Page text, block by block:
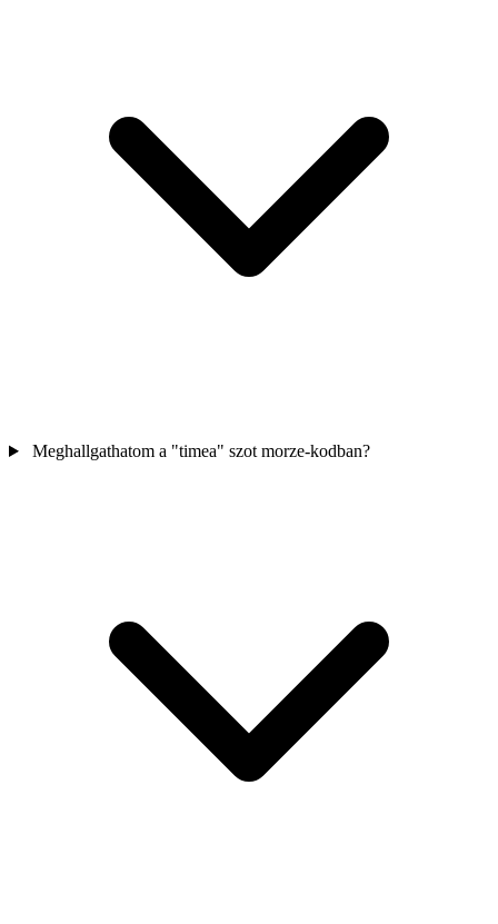
Meghallgathatom a "timea" szot morze-kodban?